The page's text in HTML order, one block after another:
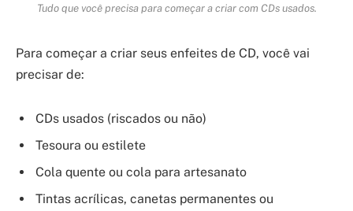
Tudo que você precisa para começar a criar com CDs usados.
Para começar a criar seus enfeites de CD, você vai
precisar de:
CDs usados (riscados ou não)
Tesoura ou estilete
Cola quente ou cola para artesanato
Tintas acrílicas, canetas permanentes ou